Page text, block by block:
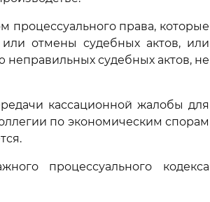
права, которые
отмены судебных актов, или
судебных актов, не
кассационной жалобы для
по экономическим спорам
процессуального кодекса